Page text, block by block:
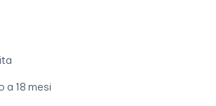
a 18 mesi